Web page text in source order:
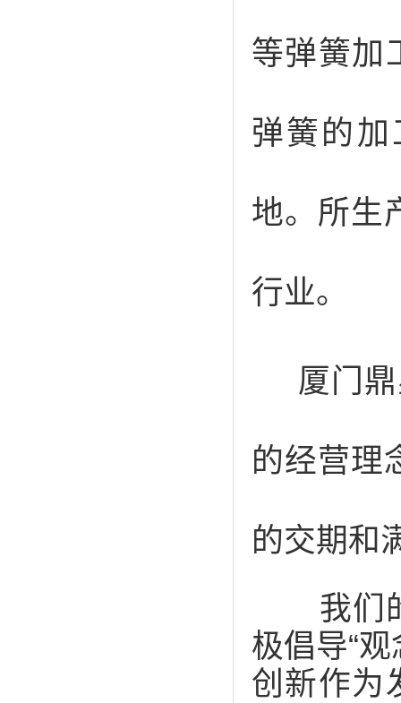
等弹簧加
弹簧的
地。所生
行业。
厦门鼎
的经营理
的交期和
我们的
极倡导“
创新作为